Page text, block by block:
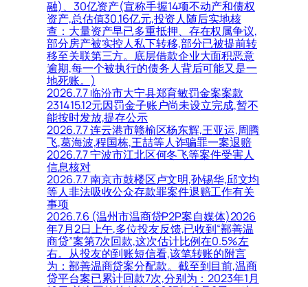
融)、30亿资产(宣称手握14项不动产和债权
资产,总估值30.16亿元,投资人随后实地核
查：大量资产早已多重抵押、存在权属争议,
部分房产被实控人私下转移,部分已被提前转
移至关联第三方。底层借款企业大面积恶意
逾期,每一个被执行的债务人背后可能又是一
地死账。)
2026.7.7 临汾市大宁县郑育敏罚金案案款
231415.12元因罚金子账户尚未设立完成,暂不
能按时发放,提存公示
2026.7.7 连云港市赣榆区杨东辉,王亚运,周腾
飞,葛海波,程国栋,王喆等人诈骗罪一案退赔
2026.7.7 宁波市江北区何冬飞等案件受害人
信息核对
2026.7.7 南京市鼓楼区卢文明,孙锡华,邱文均
等人非法吸收公众存款罪案件退赔工作有关
事项
2026.7.6 (温州市温商贷P2P案自媒体)2026
年7月2日上午,多位投友反馈,已收到“鄯善温
商贷”案第7次回款,这次估计比例在0.5%左
右。从投友的到账短信看,该笔转账的附言
为：鄯善温商贷案分配款。截至到目前,温商
贷平台案已累计回款7次,分别为：2023年1月